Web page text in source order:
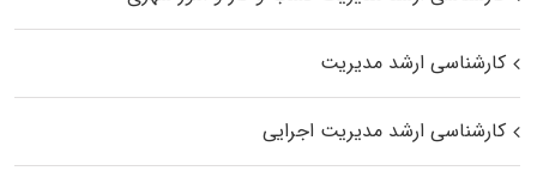
کارشناسی ارشد مدیریت
کارشناسی ارشد مدیریت اجرایی